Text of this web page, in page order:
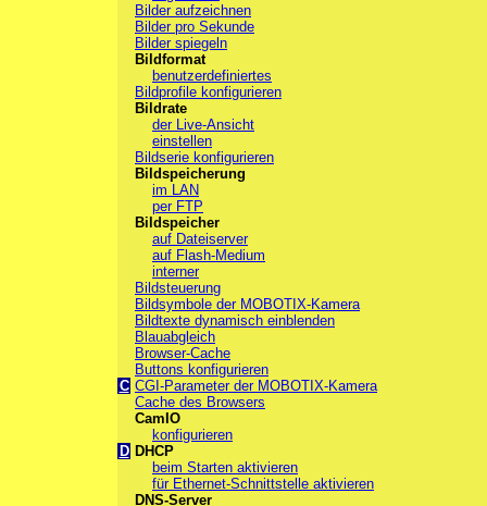
Bilder aufzeichnen
Bilder pro Sekunde
Bilder spiegeln
Bildformat
benutzerdefiniertes
Bildprofile konfigurieren
Bildrate
der Live-Ansicht
einstellen
Bildserie konfigurieren
Bildspeicherung
im LAN
per FTP
Bildspeicher
auf Dateiserver
auf Flash-Medium
interner
Bildsteuerung
Bildsymbole der MOBOTIX-Kamera
Bildtexte dynamisch einblenden
Blauabgleich
Browser-Cache
Buttons konfigurieren
C CGI-Parameter der MOBOTIX-Kamera
Cache des Browsers
CamIO
konfigurieren
D DHCP
beim Starten aktivieren
für Ethernet-Schnittstelle aktivieren
DNS-Server